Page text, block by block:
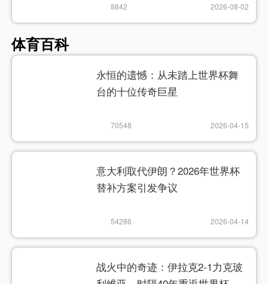
8842 2026-08-02
体育百科
永恒的遗憾：从未踏上世界杯舞
台的十位传奇巨星
70548 2026-04-15
意大利取代伊朗？2026年世界杯
替补方案引发争议
54286 2026-04-14
战火中的奇迹：伊拉克2-1力克玻